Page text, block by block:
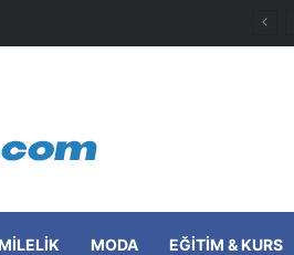
MODA EĞITIM & KURS